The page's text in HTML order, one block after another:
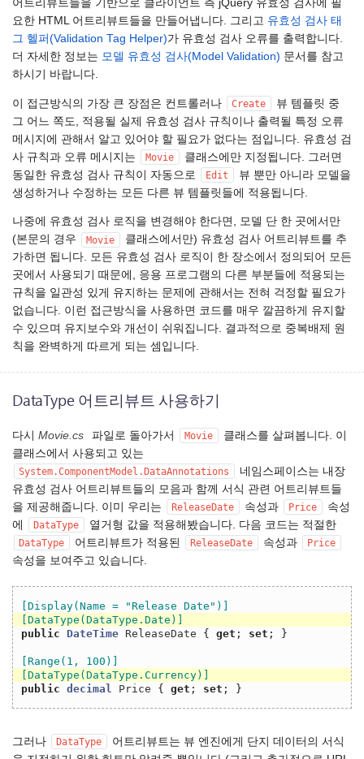
어트리뷰트들을 기반으로 클라이언트 측 jQuery 유효성 검사에 필
요한 HTML 어트리뷰트들을 만들어냅니다. 그리고 유효성 검사 태
그 헬퍼(Validation Tag Helper)가 유효성 검사 오류를 출력합니다.
더 자세한 정보는 모델 유효성 검사(Model Validation) 문서를 참고
하시기 바랍니다.
이 접근방식의 가장 큰 장점은 컨트롤러나 Create
뷰 템플릿 중
그 어느 쪽도, 적용될 실제 유효성 검사 규칙이나 출력될 특정 오류
메시지에 관해서 알고 있어야 할 필요가 없다는 점입니다. 유효성 검
사 규칙과 오류 메시지는
Movie
클래스에만 지정됩니다. 그러면
동일한 유효성 검사 규칙이 자동으로
Edit
뷰 뿐만 아니라 모델을
생성하거나 수정하는 모든 다른 뷰 템플릿들에 적용됩니다.
나중에 유효성 검사 로직을 변경해야 한다면, 모델 단 한 곳에서만
(본문의 경우
Movie
클래스에서만) 유효성 검사 어트리뷰트를 추
가하면 됩니다. 모든 유효성 검사 로직이 한 장소에서 정의되어 모든
곳에서 사용되기 때문에, 응용 프로그램의 다른 부분들에 적용되는
규칙을 일관성 있게 유지하는 문제에 관해서는 전혀 걱정할 필요가
없습니다. 이런 접근방식을 사용하면 코드를 매우 깔끔하게 유지할
수 있으며 유지보수와 개선이 쉬워집니다. 결과적으로 중복배제 원
칙을 완벽하게 따르게 되는 셈입니다.
DataType 어트리뷰트 사용하기
다시 Movie.cs 파일로 돌아가서 Movie
클래스를 살펴봅니다. 이
클래스에서 사용되고 있는
System.ComponentModel.DataAnnotations
네임스페이스는 내장
유효성 검사 어트리뷰트들의 모음과 함께 서식 관련 어트리뷰트들
을 제공해줍니다. 이미 우리는
ReleaseDate 속성과 Price
속성
에
DataType 열거형 값을 적용해봤습니다. 다음 코드는 적절한
DataType 어트리뷰트가 적용된 ReleaseDate 속성과 Price
속성을 보여주고 있습니다.
[Display(Name = "Release Date")]
[DataType(DataType.Date)]
public DateTime ReleaseDate { get ; set ; }
[Range(1, 100)]
[DataType(DataType.Currency)]
public decimal Price { get ; set ; }
그러나 DataType
어트리뷰트는 뷰 엔진에게 단지 데이터의 서식